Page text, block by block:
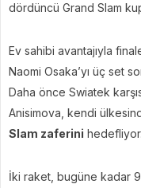
dördüncü Grand Slam
Ev sahibi avantajıyla
Naomi Osaka’yı üç set
Daha önce Swiatek
Anisimova, kendi
Slam zaferini hedefliyor.
İki raket, bugüne kadar 9